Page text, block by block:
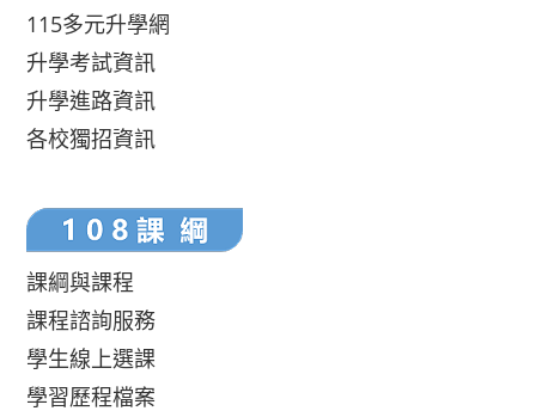
115多元升學網
升學考試資訊
升學進路資訊
各校獨招資訊
課綱與課程
課程諮詢服務
學生線上選課
學習歷程檔案